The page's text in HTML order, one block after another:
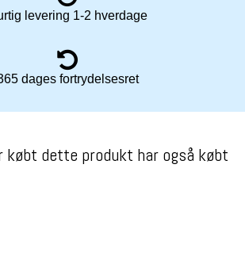
levering 1-2 hverdage
dages fortrydelsesret
købt dette produkt har også købt